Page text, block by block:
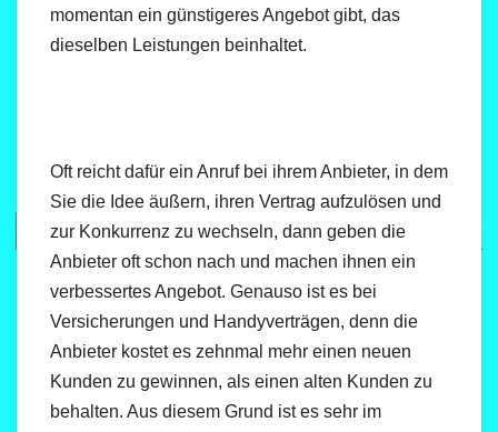
momentan ein günstigeres Angebot gibt, das
dieselben Leistungen beinhaltet.
Oft reicht dafür ein Anruf bei ihrem Anbieter, in dem
Sie die Idee äußern, ihren Vertrag aufzulösen und
zur Konkurrenz zu wechseln, dann geben die
Anbieter oft schon nach und machen ihnen ein
verbessertes Angebot. Genauso ist es bei
Versicherungen und Handyverträgen, denn die
Anbieter kostet es zehnmal mehr einen neuen
Kunden zu gewinnen, als einen alten Kunden zu
behalten. Aus diesem Grund ist es sehr im